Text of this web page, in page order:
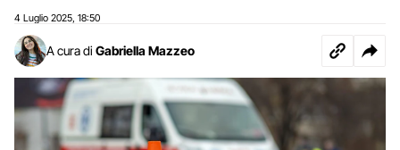
4 Luglio 2025 18:50
A cura di Gabriella Mazzeo